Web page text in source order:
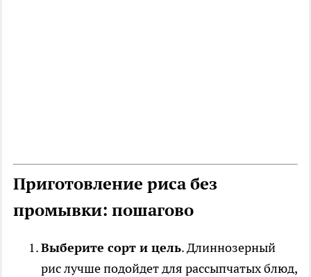
Приготовление риса без
промывки: пошагово
Выберите сорт и цель. Длиннозерный
рис лучше подойдет для рассыпчатых блюд,